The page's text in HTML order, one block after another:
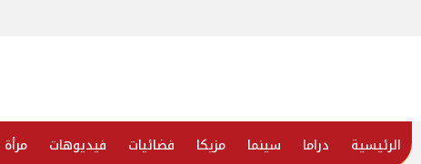
الرئيسية دراما سينما مزيكا فضائيات فيديوهات مرأة